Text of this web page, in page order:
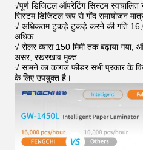
√पूर्ण डिजिटल ऑपरेटिंग सिस्टम
सिस्टम डिजिटल रूप से गोंद समायोजन
√ अधिकतम टुकड़े टुकड़े करने की गति
अधिक
√ रोलर व्यास 150 मिमी तक बढ़ाया गया,
असर, रखरखाव मुक्त
√ सामने का कागज फीडर सभी प्रकार के
के लिए उपयुक्त है।